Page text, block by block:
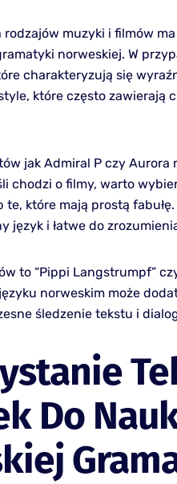
muzyki i filmów
norweskiej. W
charakteryzują się
które często zawierają
jak Admiral P czy Aurora
chodzi o filmy, warto
te, które mają prostą
język i łatwe do
to “Pippi Langstrumpf”
norweskim może
śledzenie tekstu i
Do